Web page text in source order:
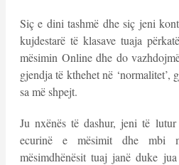
Siç e dini tashmë dhe siç jeni
kujdestarë të klasave tuaja
mësimin Online dhe do
gjendja të kthehet në ‘normalitet’,
sa më shpejt.
Ju nxënës të dashur, jeni të
ecurinë e mësimit dhe mbi
mësimdhënësit tuaj janë duke